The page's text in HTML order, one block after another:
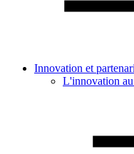
Innovation et
L'innovation